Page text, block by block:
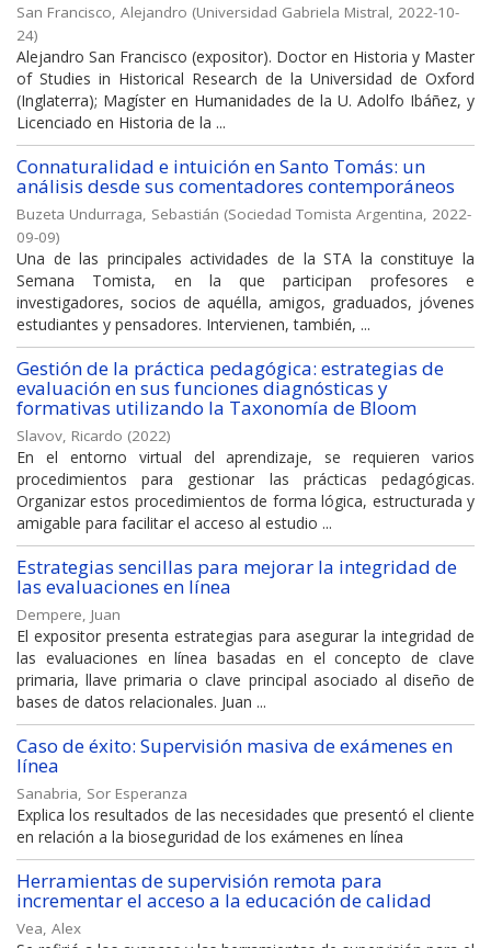
San Francisco, Alejandro (Universidad Gabriela Mistral, 2022-10-
24)
Alejandro San Francisco (expositor). Doctor en Historia y Master
of Studies in Historical Research de la Universidad de Oxford
(Inglaterra); Magíster en Humanidades de la U. Adolfo Ibáñez, y
Licenciado en Historia de la ...
Connaturalidad e intuición en Santo Tomás: un
análisis desde sus comentadores contemporáneos
Buzeta Undurraga, Sebastián (Sociedad Tomista Argentina, 2022-
09-09)
Una de las principales actividades de la STA la constituye la
Semana Tomista, en la que participan profesores e
investigadores, socios de aquélla, amigos, graduados, jóvenes
estudiantes y pensadores. Intervienen, también, ...
Gestión de la práctica pedagógica: estrategias de
evaluación en sus funciones diagnósticas y
formativas utilizando la Taxonomía de Bloom
Slavov, Ricardo (2022)
En el entorno virtual del aprendizaje, se requieren varios
procedimientos para gestionar las prácticas pedagógicas.
Organizar estos procedimientos de forma lógica, estructurada y
amigable para facilitar el acceso al estudio ...
Estrategias sencillas para mejorar la integridad de
las evaluaciones en línea
Dempere, Juan
El expositor presenta estrategias para asegurar la integridad de
las evaluaciones en línea basadas en el concepto de clave
primaria, llave primaria o clave principal asociado al diseño de
bases de datos relacionales. Juan ...
Caso de éxito: Supervisión masiva de exámenes en
línea
Sanabria, Sor Esperanza
Explica los resultados de las necesidades que presentó el cliente
en relación a la bioseguridad de los exámenes en línea
Herramientas de supervisión remota para
incrementar el acceso a la educación de calidad
Vea, Alex